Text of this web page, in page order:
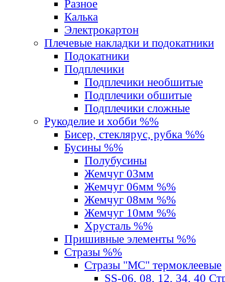
Разное
Калька
Электрокартон
Плечевые накладки и подокатники
Подокатники
Подплечики
Подплечики необшитые
Подплечики обшитые
Подплечики сложные
Рукоделие и хобби %%
Бисер, стеклярус, рубка %%
Бусины %%
Полубусины
Жемчуг 03мм
Жемчуг 06мм %%
Жемчуг 08мм %%
Жемчуг 10мм %%
Хрусталь %%
Пришивные элементы %%
Стразы %%
Стразы "MС" термоклеевые
SS-06, 08, 12, 34, 40